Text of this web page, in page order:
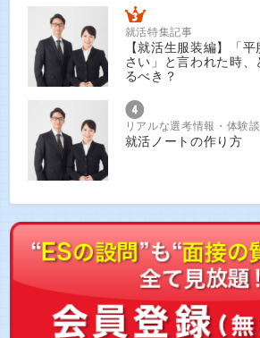
就活特集記事
【就活生服装編】「
さい」と言われた時、
るべき？
リアルな選考情報・体験談
就活ノートの作り方